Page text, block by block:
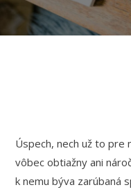
Úspech, nech už to pre
vôbec obtiažny ani
k nemu býva zarúbaná